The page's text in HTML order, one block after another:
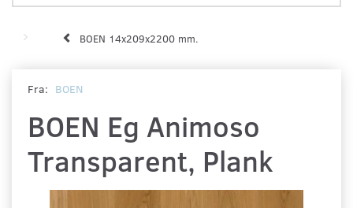
BOEN 14x209x2200 mm.
Fra: BOEN
BOEN Eg Animoso
Transparent, Plank